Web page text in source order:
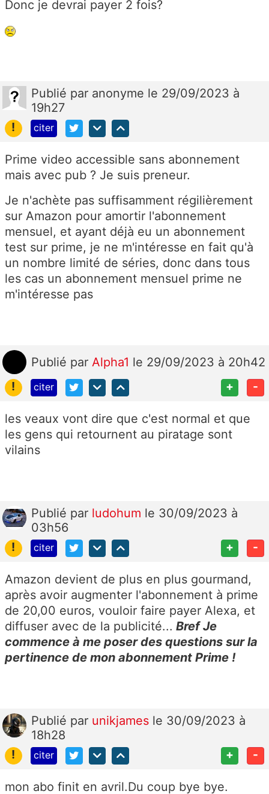
Donc je devrai payer 2 fois?
Publié par anonyme le 29/09/2023 à
19h27
!
citer
Prime video accessible sans abonnement
mais avec pub ? Je suis preneur.
Je n'achète pas suffisamment régilièrement
sur Amazon pour amortir l'abonnement
mensuel, et ayant déjà eu un abonnement
test sur prime, je ne m'intéresse en fait qu'à
un nombre limité de séries, donc dans tous
les cas un abonnement mensuel prime ne
m'intéresse pas
Publié par Alpha1 le 29/09/2023 à 20h42
!
citer + -
les veaux vont dire que c'est normal et que
les gens qui retournent au piratage sont
vilains
Publié par ludohum le 30/09/2023 à
03h56
!
citer + -
Amazon devient de plus en plus gourmand,
après avoir augmenter l'abonnement à prime
de 20,00 euros, vouloir faire payer Alexa, et
diffuser avec de la publicité... Bref Je
commence à me poser des questions sur la
pertinence de mon abonnement Prime !
Publié par unikjames le 30/09/2023 à
18h28
!
citer + -
mon abo finit en avril.Du coup bye bye.